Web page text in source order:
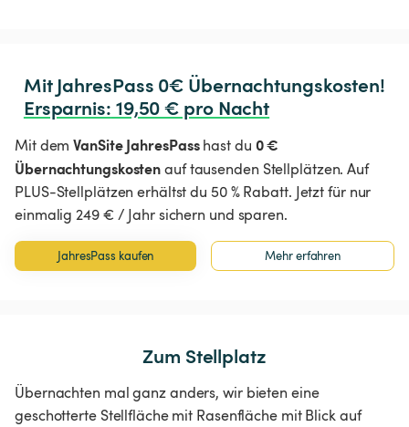
Ersparnis: 19,50 € pro Nacht
Mit demVanSite JahresPasshast du 0 €
Übernachtungskostenauf tausenden Stellplätzen. Auf
PLUS-Stellplätzen erhältst du 50 % Rabatt. Jetzt für nur
einmalig 249 € / Jahr sichern und sparen.
JahresPass kaufen Mehr erfahren
Zum Stellplatz
Übernachten mal ganz anders, wir bieten eine
geschotterte Stellfläche mit Rasenfläche mit Blick auf